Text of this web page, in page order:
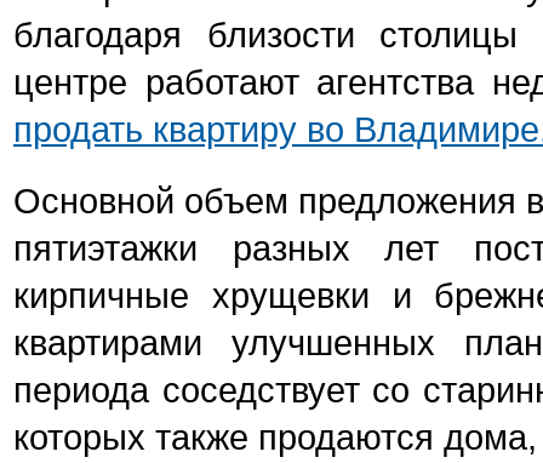
благодаря близости
центре работают агентства
продать квартиру во
Основной объем предложения
пятиэтажки разных лет
кирпичные хрущевки и
квартирами улучшенных
периода соседствует со
которых также продаются